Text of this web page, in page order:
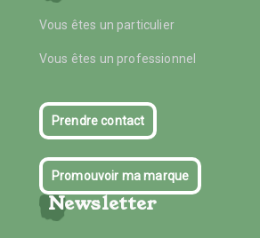
Vous êtes un particulier
Vous êtes un professionnel
Prendre contact
Promouvoir ma marque
Newsletter